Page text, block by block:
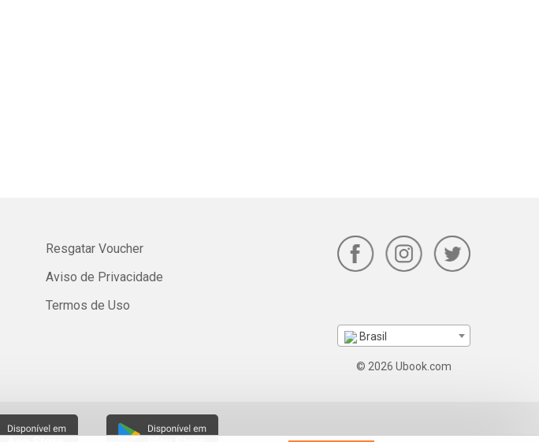
Resgatar Voucher
Aviso de Privacidade
Termos de Uso
Brasil
© 2026 Ubook.com